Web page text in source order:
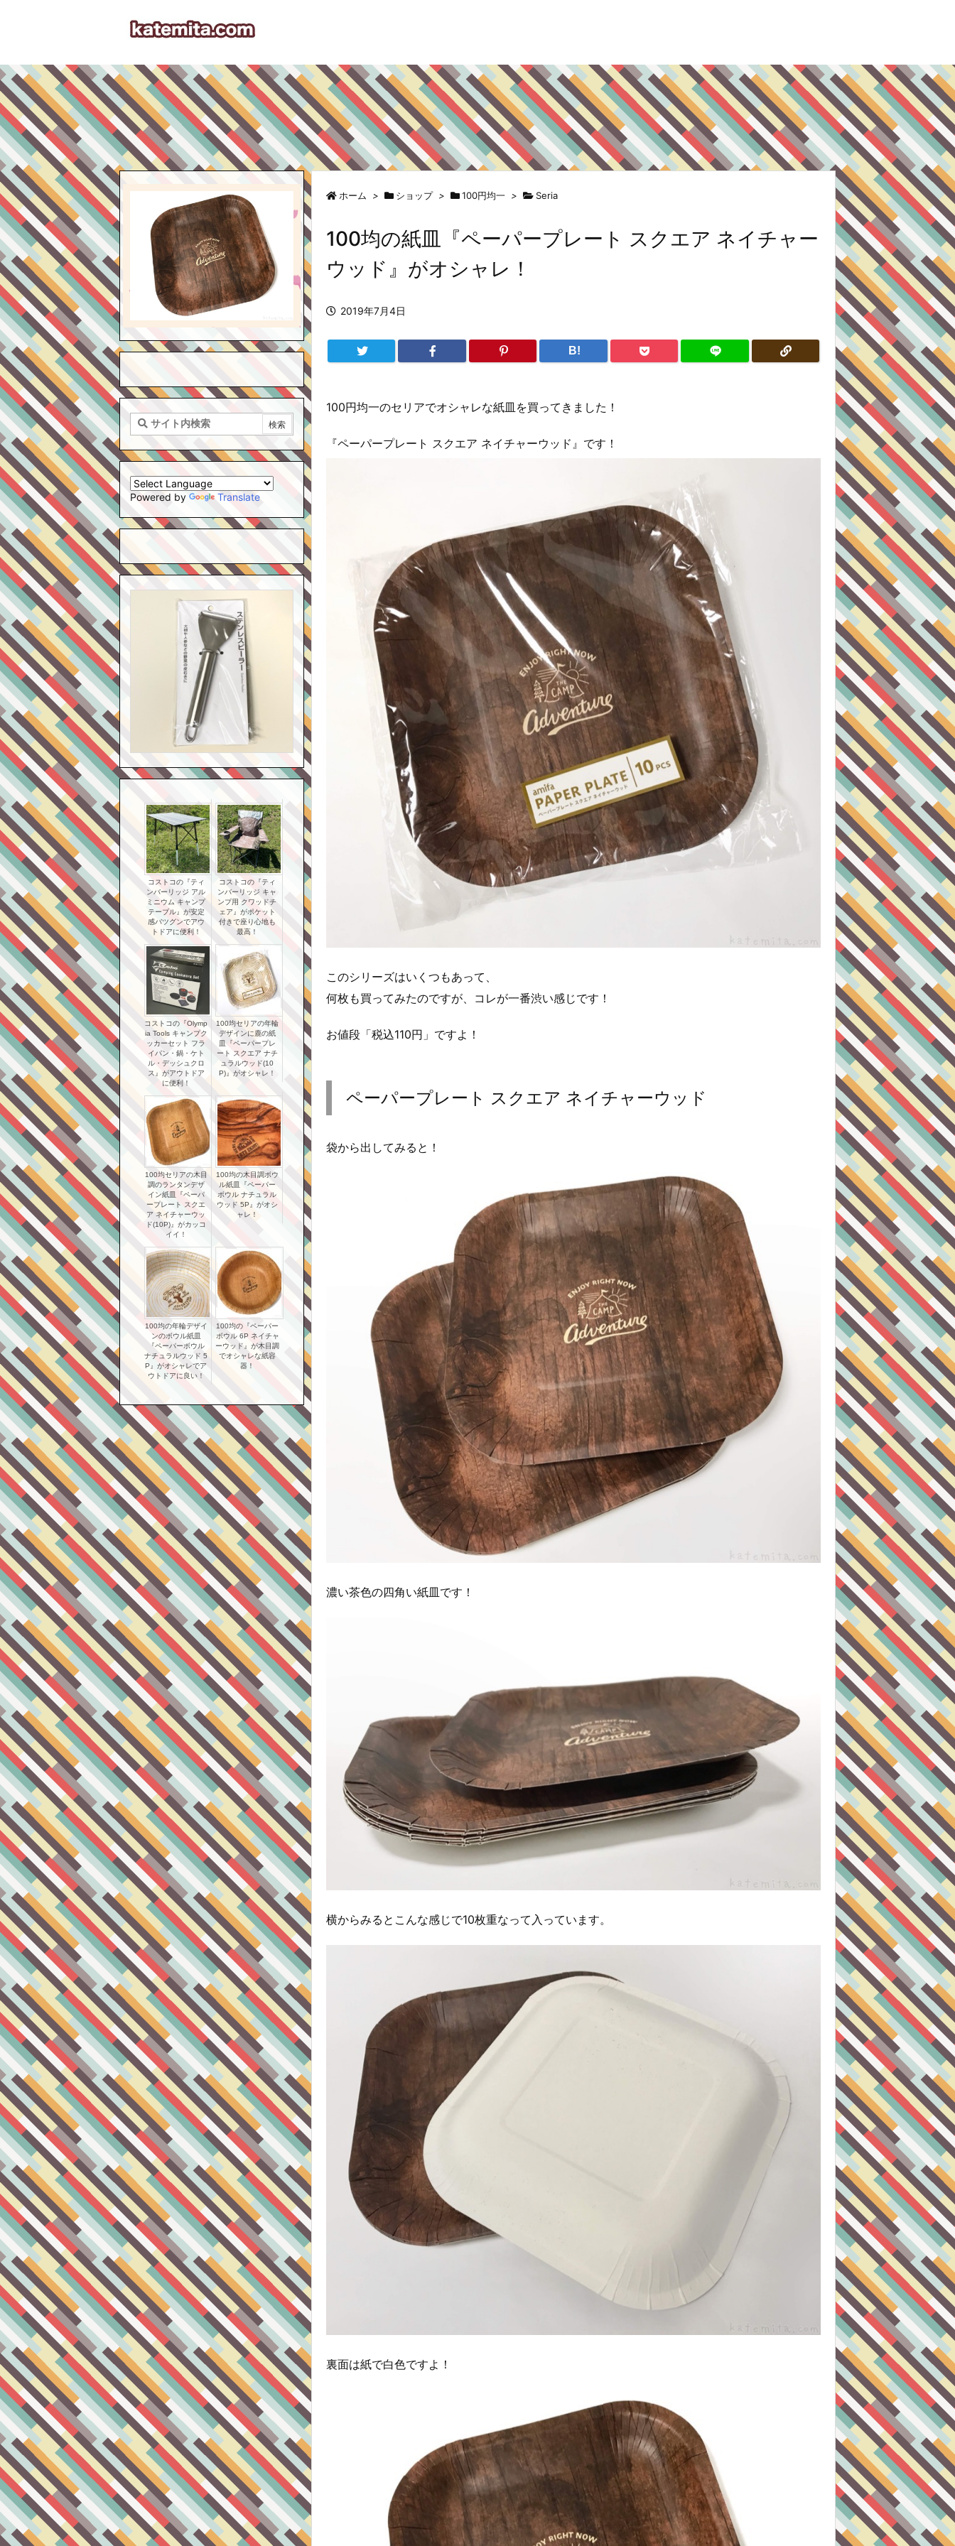
ホーム > ショップ > 100円均一 > Seria
100均の紙皿『ペーパープレート スクエア ネイチャー
ウッド』がオシャレ！
2019年7月4日
B!
100円均一のセリアでオシャレな紙皿を買ってきました！
『ペーパープレート スクエア ネイチャーウッド』です！
このシリーズはいくつもあって、
何枚も買ってみたのですが、コレが一番渋い感じです！
お値段「税込110円」ですよ！
ペーパープレート スクエア ネイチャーウッド
袋から出してみると！
濃い茶色の四角い紙皿です！
横からみるとこんな感じで10枚重なって入っています。
裏面は紙で白色ですよ！
Powered by Translate
コストコの『ティ
ンバーリッジ アル
ミニウム キャンプ
テーブル』が安定
感バツグンでアウ
トドアに便利！
コストコの『ティ
ンバーリッジ キャ
ンプ用 クワッドチ
ェア』がポケット
付きで座り心地も
最高！
コストコの『Olymp
ia Tools キャンプク
ッカーセット フラ
イパン・鍋・ケト
ル・デッシュクロ
ス』がアウトドア
に便利！
100均セリアの年輪
デザインに鹿の紙
皿『ペーパープレ
ート スクエア ナチ
ュラルウッド(10
P)』がオシャレ！
100均セリアの木目
調のランタンデザ
イン紙皿『ペーパ
ープレート スクエ
ア ネイチャーウッ
ド(10P)』がカッコ
イイ！
100均の木目調ボウ
ル紙皿『ペーパー
ボウル ナチュラル
ウッド 5P』がオシ
ャレ！
100均の年輪デザイ
ンのボウル紙皿
『ペーパーボウル
ナチュラルウッド 5
P』がオシャレでア
ウトドアに良い！
100均の『ペーパー
ボウル 6P ネイチャ
ーウッド』が木目調
でオシャレな紙容
器！